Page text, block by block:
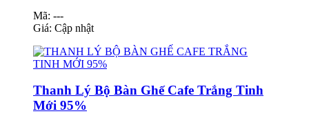
Mã: ---
Giá: Cập nhật
Thanh Lý Bộ Bàn Ghế Cafe Trắng Tinh
Mới 95%